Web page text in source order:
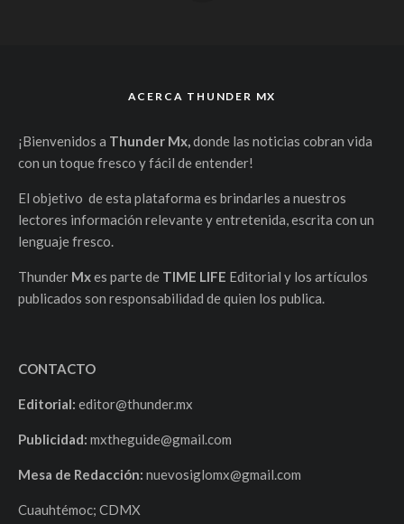
ACERCA THUNDER MX
¡Bienvenidos a Thunder Mx,donde las noticias cobran vida
con un toque fresco y fácil de entender!
El objetivo de esta plataforma es brindarles a nuestros
lectores información relevante y entretenida, escrita con un
lenguaje fresco.
Thunder Mxes parte de TIME LIFE Editorial y los artículos
publicados son responsabilidad de quien los publica.
CONTACTO
Editorial: editor@thunder.mx
Publicidad: mxtheguide@gmail.com
Mesa de Redacción: nuevosiglomx@gmail.com
Cuauhtémoc; CDMX